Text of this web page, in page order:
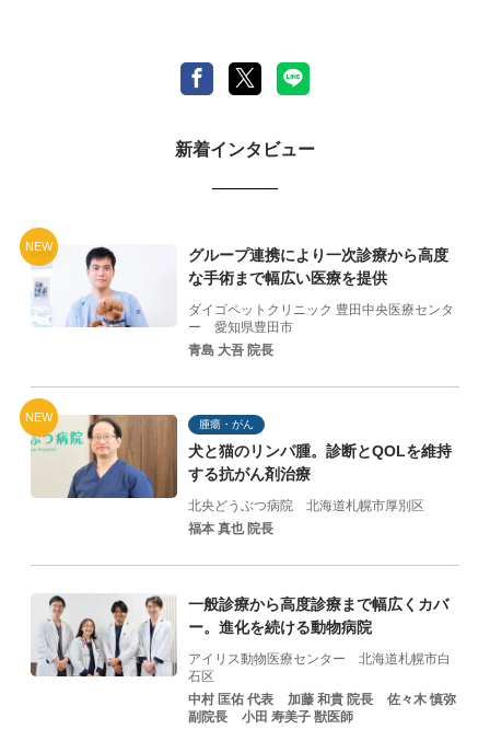
新着インタビュー
NEW
グループ連携により一次診療から高度
な手術まで幅広い医療を提供
ダイゴペットクリニック 豊田中央医療センタ
ー 愛知県豊田市
青島 大吾 院長
NEW
腫瘍・がん
犬と猫のリンパ腫。診断とQOLを維持
する抗がん剤治療
北央どうぶつ病院 北海道札幌市厚別区
福本 真也 院長
一般診療から高度診療まで幅広くカバ
ー。進化を続ける動物病院
アイリス動物医療センター 北海道札幌市白
石区
中村 匡佑 代表
加藤 和貴 院⻑
佐々⽊ 慎弥
副院⻑
⼩⽥ 寿美⼦ 獣医師